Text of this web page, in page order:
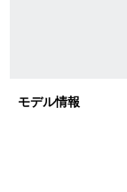
モデル情報